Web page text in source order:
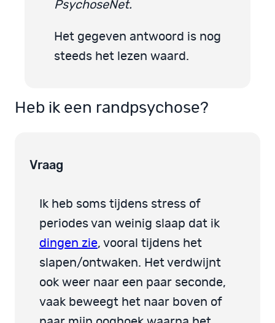
PsychoseNet.
Het gegeven antwoord is nog
steeds het lezen waard.
Heb ik een randpsychose?
Vraag
Ik heb soms tijdens stress of
periodes van weinig slaap dat ik
dingen zie, vooral tijdens het
slapen/ontwaken. Het verdwijnt
ook weer naar een paar seconde,
vaak beweegt het naar boven of